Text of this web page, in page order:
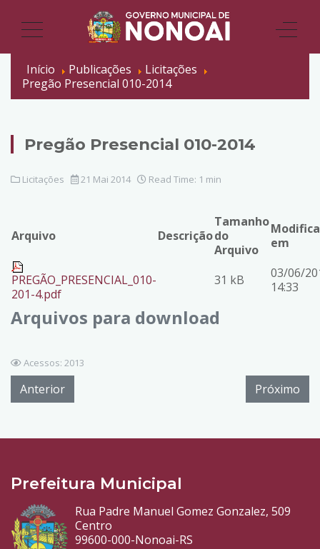
Início Publicações
Licitações
Pregão Presencial 010-2014
Pregão Presencial 010-2014
Licitações 21 Mai 2014 Read Time: 1 min
Arquivos para download
Arquivo Descrição
Tamanho
do
Arquivo
em
PREGÃO_PRESENCIAL_010-
201-4.pdf
31 kB
03/06/
14:33
Acessos: 2013
Anterior Próximo
Prefeitura Municipal
Rua Padre Manuel Gomez Gonzalez, 509
Centro
99600-000-Nonoai-RS